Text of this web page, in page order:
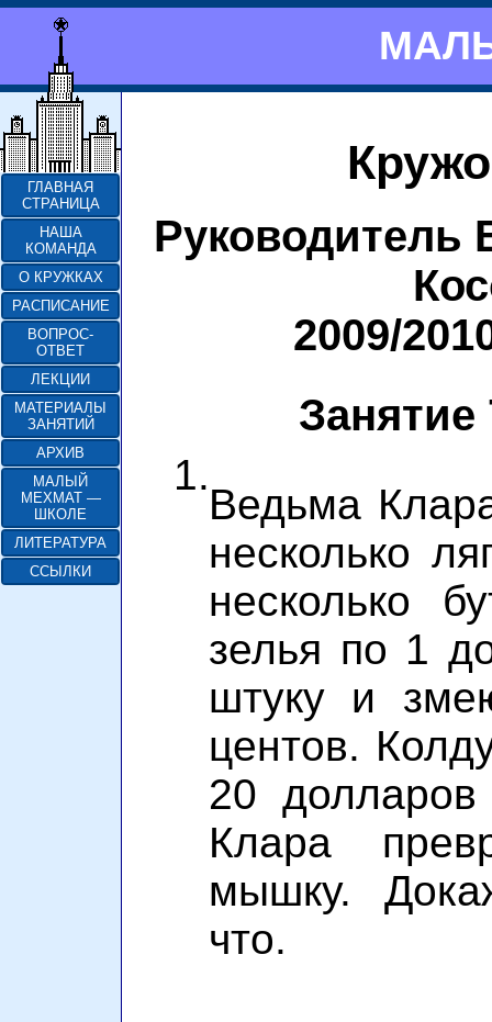
ГЛАВНАЯ
СТРАНИЦА
НАША
КОМАНДА
О КРУЖКАХ
РАСПИСАНИЕ
ВОПРОС-
ОТВЕТ
ЛЕКЦИИ
МАТЕРИАЛЫ
ЗАНЯТИЙ
АРХИВ
МАЛЫЙ
МЕХМАТ —
ШКОЛЕ
ЛИТЕРАТУРА
ССЫЛКИ
Руководитель
2009/
1.
Ведьма
несколько
несколько
зелья по 1
штуку и
центов.
20
Клара
мышку.
что.